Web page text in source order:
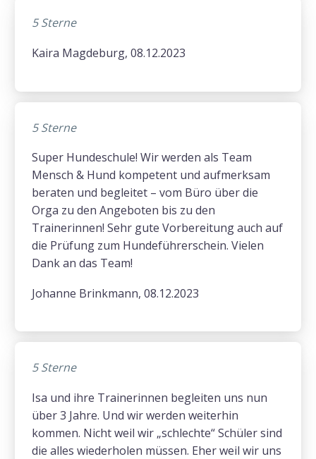
5 Sterne
Kaira Magdeburg, 08.12.2023
5 Sterne
Super Hundeschule! Wir werden als Team
Mensch & Hund kompetent und aufmerksam
beraten und begleitet – vom Büro über die
Orga zu den Angeboten bis zu den
Trainerinnen! Sehr gute Vorbereitung auch auf
die Prüfung zum Hundeführerschein. Vielen
Dank an das Team!
Johanne Brinkmann, 08.12.2023
5 Sterne
Isa und ihre Trainerinnen begleiten uns nun
über 3 Jahre. Und wir werden weiterhin
kommen. Nicht weil wir „schlechte“ Schüler sind
die alles wiederholen müssen. Eher weil wir uns